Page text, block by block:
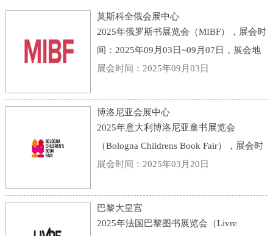
莫斯科全俄会展中心
2025年俄罗斯书展览会（MIBF），展会时
间：2025年09月03日~09月07日，展会地
点：俄罗斯-莫斯科-119 Prospekt Mira,
LITERATURA PUBLI
展会时间：2025年09月03日
博洛尼亚会展中心
2025年意大利博洛尼亚童书展览会
（Bologna Childrens Book Fair），展会时
间：2025年03月31日~04月03日，展会地
中心
展会时间：2025年03月20日
巴黎大皇宫
2025年法国巴黎图书展览会（Livre